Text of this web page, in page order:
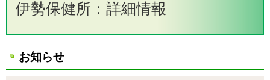
伊勢保健所：詳細情報
お知らせ